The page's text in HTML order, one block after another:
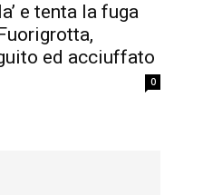
e tenta la fuga
ed acciuffato
0